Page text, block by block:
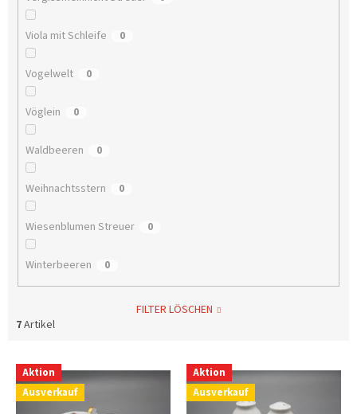
Viola mit Schleife 0
Vogelwelt 0
Vöglein 0
Waldbeeren 0
Weihnachtsstern 0
Wiesenblumen Streuer 0
Winterbeeren 0
FILTER LÖSCHEN
7Artikel
Aktion
Ausverkauf
Aktion
Ausverkauf